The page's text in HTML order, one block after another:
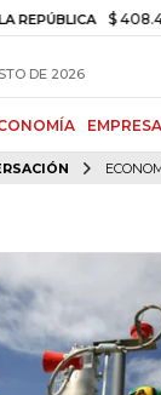
$ 408.498,97
DE 2026